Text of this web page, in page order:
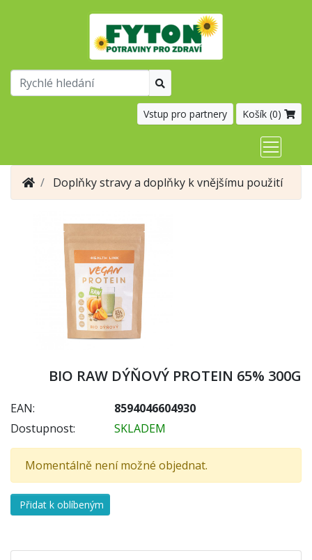
Vstup pro partnery Košík (0)
Doplňky stravy a doplňky k vnějšímu použití
BIO RAW DÝŇOVÝ PROTEIN 65% 300G
EAN:
8594046604930
Dostupnost:
SKLADEM
Momentálně není možné objednat.
Přidat k oblíbeným